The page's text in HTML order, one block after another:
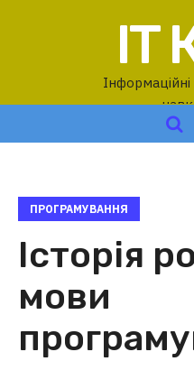
IT
Інформаційні
ПРОГРАМУВАННЯ
Історія
мови